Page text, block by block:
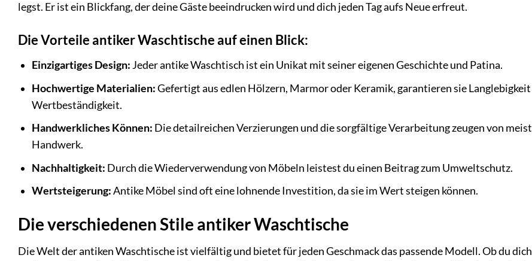
legst. Er ist ein Blickfang, der deine Gäste beeindrucken wird und dich jeden Tag aufs Neue erfreut.
Die Vorteile antiker Waschtische auf einen Blick:
Einzigartiges Design: Jeder antike Waschtisch ist ein Unikat mit seiner eigenen Geschichte und Patina.
Hochwertige Materialien:Gefertigt aus edlen Hölzern, Marmor oder Keramik, garantieren sie
Wertbeständigkeit.
Handwerkliches Können: Die detailreichen Verzierungen und die sorgfältige Verarbeitung zeugen von
Handwerk.
Nachhaltigkeit: Durch die Wiederverwendung von Möbeln leistest du einen Beitrag zum Umweltschutz.
Wertsteigerung:Antike Möbel sind oft eine lohnende Investition, da sie im Wert steigen können.
Die verschiedenen Stile antiker Waschtische
Die Welt der antiken Waschtische ist vielfältig und bietet für jeden Geschmack das passende Modell. Ob du